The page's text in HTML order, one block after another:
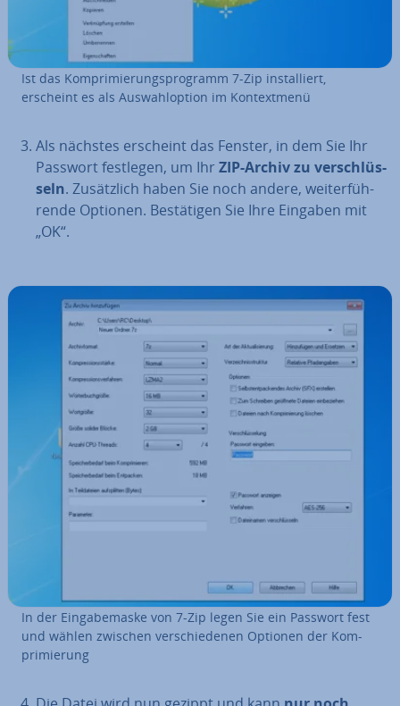
Ist das Kom­pri­mie­rungs­pro­gramm 7-Zip in­stal­liert,
erscheint es als Aus­wahl­op­ti­on im Kon­text­me­nü
Als nächstes erscheint das Fenster, in dem Sie Ihr
Passwort festlegen, um Ihr ZIP-Archiv zu ver­schlüs­
seln. Zu­sätz­lich haben Sie noch andere, wei­ter­füh­
ren­de Optionen. Be­stä­ti­gen Sie Ihre Eingaben mit
„OK“.
In der Ein­ga­be­mas­ke von 7-Zip legen Sie ein Passwort fest
und wählen zwischen ver­schie­de­nen Optionen der Kom­
pri­mie­rung